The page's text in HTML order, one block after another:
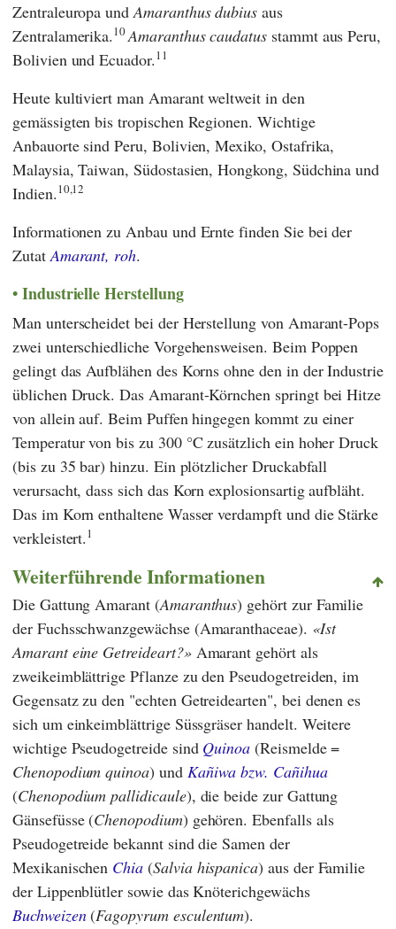
Zentraleuropa undAmaranthus dubius aus
Zentralamerika.10Amaranthus caudatus stammt aus Peru,
Bolivien und Ecuador.11
Heute kultiviert man Amarant weltweit in den
gemässigten bis tropischen Regionen. Wichtige
Anbauorte sind Peru, Bolivien, Mexiko, Ostafrika,
Malaysia, Taiwan, Südostasien, Hongkong, Südchina und
Indien.10,12
Informationen zu Anbau und Ernte finden Sie bei der
ZutatAmarant, roh.
Industrielle Herstellung
Man unterscheidet bei der Herstellung von Amarant-Pops
zwei unterschiedliche Vorgehensweisen. Beim Poppen
gelingt das Aufblähen des Korns ohne den in der Industrie
üblichen Druck. Das Amarant-Körnchen springt bei Hitze
von allein auf. Beim Puffen hingegen kommt zu einer
Temperatur von bis zu 300 °C zusätzlich ein hoher Druck
(bis zu 35 bar) hinzu. Ein plötzlicher Druckabfall
verursacht, dass sich das Korn explosionsartig aufbläht.
Das im Korn enthaltene Wasser verdampft und die Stärke
verkleistert.1
Weiterführende Informationen
Die Gattung Amarant (Amaranthus) gehört zur Familie
der Fuchsschwanzgewächse (Amaranthaceae).
Ist
Amarant eine Getreideart? Amarant gehört als
zweikeimblättrige Pflanze zu den Pseudogetreiden, im
Gegensatz zu den "echten Getreidearten", bei denen es
sich um einkeimblättrige Süssgräser handelt. Weitere
wichtige Pseudogetreide sind Quinoa (Reismelde =
Chenopodium quinoa) und Kañiwa bzw. Cañihua
(Chenopodium pallidicaule), die beide zur Gattung
Gänsefüsse (Chenopodium) gehören. Ebenfalls als
Pseudogetreide bekannt sind die Samen der
Mexikanischen Chia (Salvia hispanica) aus der Familie
der Lippenblütler sowie das Knöterichgewächs
Buchweizen(Fagopyrum esculentum).